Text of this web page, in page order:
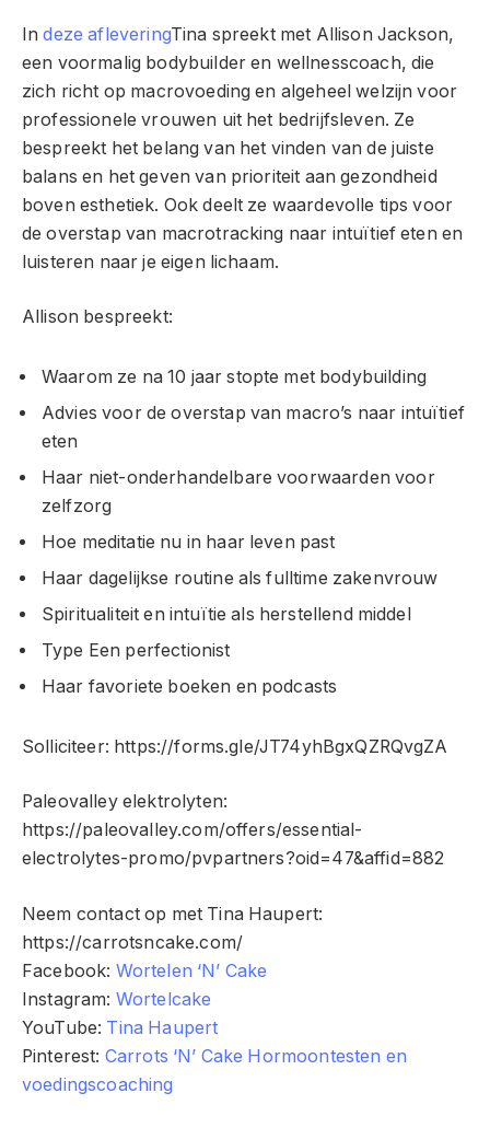
Indeze afleveringTina spreekt met Allison Jackson,
een voormalig bodybuilder en wellnesscoach, die
zich richt op macrovoeding en algeheel welzijn voor
professionele vrouwen uit het bedrijfsleven. Ze
bespreekt het belang van het vinden van de juiste
balans en het geven van prioriteit aan gezondheid
boven esthetiek. Ook deelt ze waardevolle tips voor
de overstap van macrotracking naar intuïtief eten en
luisteren naar je eigen lichaam.
Allison bespreekt:
Waarom ze na 10 jaar stopte met bodybuilding
Advies voor de overstap van macro’s naar intuïtief
eten
Haar niet-onderhandelbare voorwaarden voor
zelfzorg
Hoe meditatie nu in haar leven past
Haar dagelijkse routine als fulltime zakenvrouw
Spiritualiteit en intuïtie als herstellend middel
Type Een perfectionist
Haar favoriete boeken en podcasts
Solliciteer: https://forms.gle/JT74yhBgxQZRQvgZA
Paleovalley elektrolyten:
https://paleovalley.com/offers/essential-
electrolytes-promo/pvpartners?oid=47&affid=882
Neem contact op met Tina Haupert:
https://carrotsncake.com/
Facebook: Wortelen ‘N’ Cake
Instagram: Wortelcake
YouTube: Tina Haupert
Pinterest: Carrots ‘N’ Cake Hormoontesten en
voedingscoaching